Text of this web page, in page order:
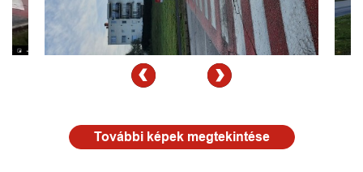
További képek megtekintése